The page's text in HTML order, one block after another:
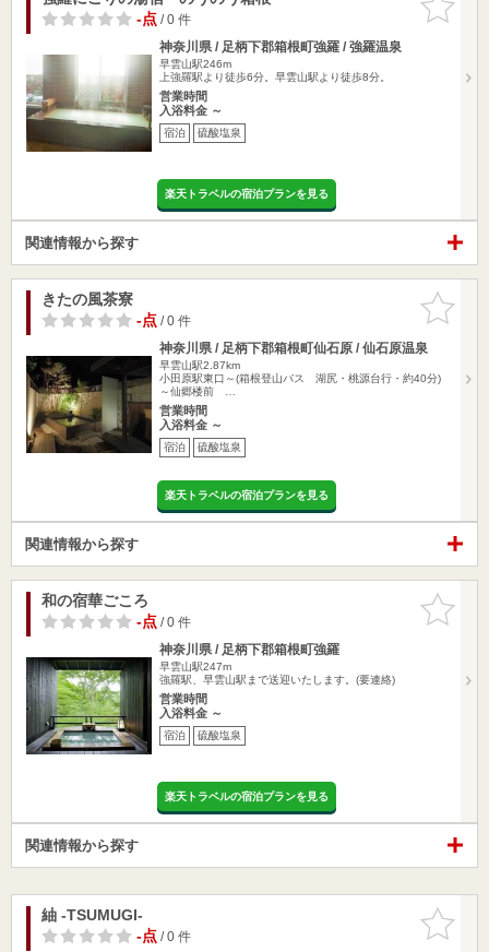
りに追加
-点/ 0 件
神奈川県 / 足柄下郡箱根町強羅 / 強羅温泉
早雲山駅246m
上強羅駅より徒歩6分。早雲山駅より徒歩8分。
営業時間
入浴料金 ～
宿泊 硫酸塩泉
楽天トラベルの宿泊プランを見る
関連情報から探す
お気に入
りに追加
きたの風茶寮
-点/ 0 件
神奈川県 / 足柄下郡箱根町仙石原 / 仙石原温泉
早雲山駅2.87km
小田原駅東口～(箱根登山バス 湖尻・桃源台行・約40分)
～仙郷楼前 …
営業時間
入浴料金 ～
宿泊 硫酸塩泉
楽天トラベルの宿泊プランを見る
関連情報から探す
お気に入
りに追加
和の宿華ごころ
-点/ 0 件
神奈川県 / 足柄下郡箱根町強羅
早雲山駅247m
強羅駅、早雲山駅まで送迎いたします。(要連絡)
営業時間
入浴料金 ～
宿泊 硫酸塩泉
楽天トラベルの宿泊プランを見る
関連情報から探す
お気に入
りに追加
紬 -TSUMUGI-
-点/ 0 件